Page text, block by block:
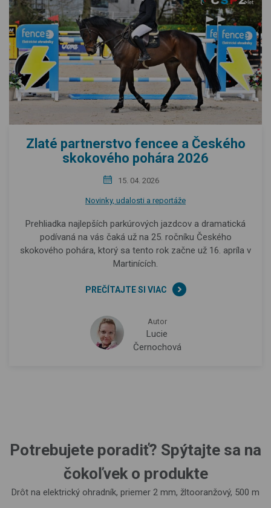
Zlaté partnerstvo fencee a Českého
skokového pohára 2026
15. 04. 2026
Novinky, udalosti a reportáže
Prehliadka najlepších parkúrových jazdcov a dramatická
podívaná na vás čaká už na 25. ročníku Českého
skokového pohára, ktorý sa tento rok začne už 16. apríla v
Martinících.
PREČÍTAJTE SI VIAC
Autor
Lucie
Černochová
Potrebujete poradiť? Spýtajte sa na
čokoľvek o produkte
Drôt na elektrický ohradník, priemer 2 mm, žltooranžový, 500 m